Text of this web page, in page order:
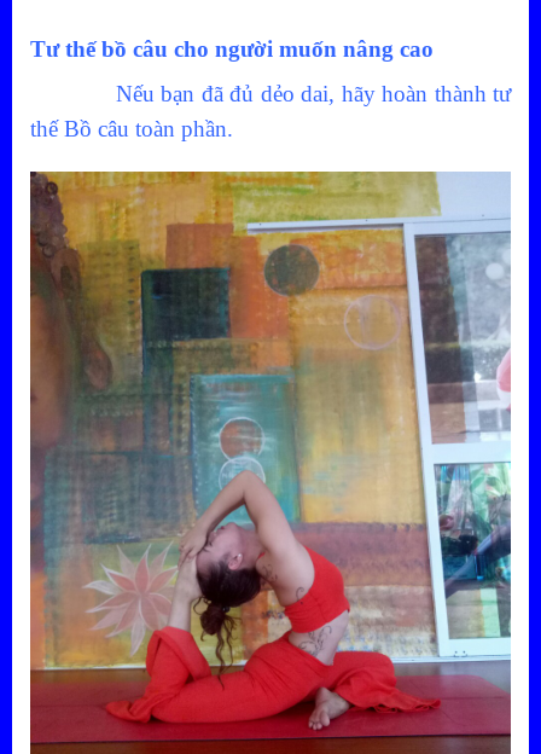
Tư thế bồ câu cho người muốn nâng cao
Nếu bạn đã đủ dẻo dai, hãy hoàn thành tư
thế Bồ câu toàn phần.